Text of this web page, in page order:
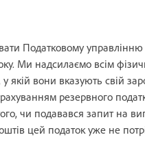
Податковому
Ми надсилаємо всім
якій вони вказують свій
резервного
чи подавався запит на
цей податок уже не